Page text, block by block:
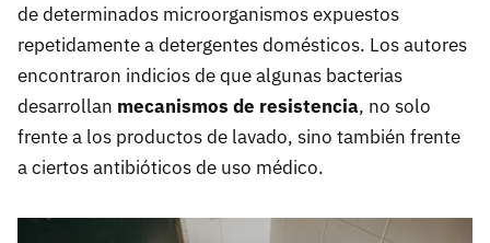
de determinados microorganismos expuestos
repetidamente a detergentes domésticos. Los autores
encontraron indicios de que algunas bacterias
desarrollan mecanismos de resistencia, no solo
frente a los productos de lavado, sino también frente
a ciertos antibióticos de uso médico.